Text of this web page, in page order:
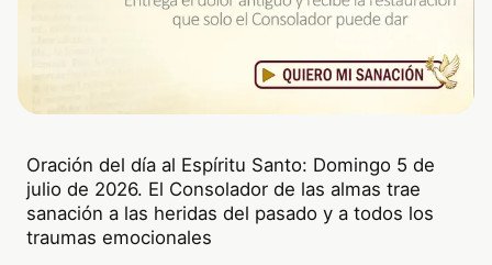
Oración del día al Espíritu Santo: Domingo 5 de
julio de 2026. El Consolador de las almas trae
sanación a las heridas del pasado y a todos los
traumas emocionales